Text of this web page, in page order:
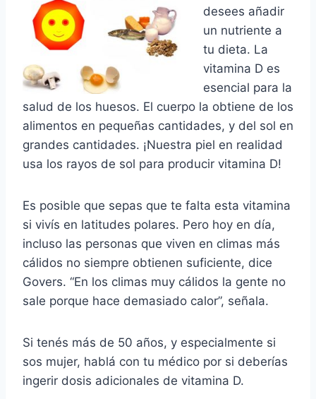
desees añadir
un nutriente a
tu dieta. La
vitamina D es
esencial para la
salud de los huesos. El cuerpo la obtiene de los
alimentos en pequeñas cantidades, y del sol en
grandes cantidades. ¡Nuestra piel en realidad
usa los rayos de sol para producir vitamina D!
Es posible que sepas que te falta esta vitamina
si vivís en latitudes polares. Pero hoy en día,
incluso las personas que viven en climas más
cálidos no siempre obtienen suficiente, dice
Govers. “En los climas muy cálidos la gente no
sale porque hace demasiado calor”, señala.
Si tenés más de 50 años, y especialmente si
sos mujer, hablá con tu médico por si deberías
ingerir dosis adicionales de vitamina D.